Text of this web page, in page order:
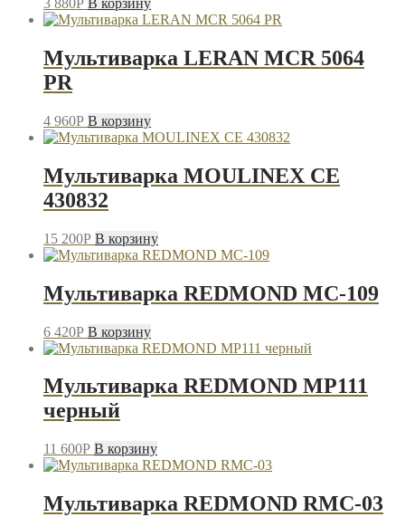
3 880P В корзину
Мультиварка LERAN MCR 5064
PR
4 960P В корзину
Мультиварка MOULINEX CE
430832
15 200P В корзину
Мультиварка REDMOND MC-109
6 420P В корзину
Мультиварка REDMOND MP111
черный
11 600P В корзину
Мультиварка REDMOND RMC-03